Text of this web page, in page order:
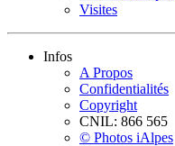
Visites
Infos
A Propos
Confidentialités
Copyright
CNIL: 866 565
© Photos iAlpes